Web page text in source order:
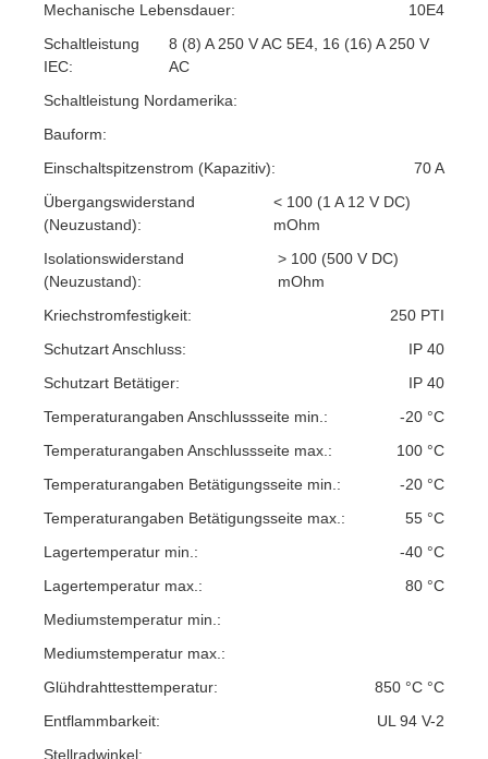
Mechanische Lebensdauer:
10E4
Schaltleistung
IEC:
8 (8) A 250 V AC 5E4, 16 (16) A 250 V
AC
Schaltleistung Nordamerika:
Bauform:
Einschaltspitzenstrom (Kapazitiv):
70 A
Übergangswiderstand
(Neuzustand):
< 100 (1 A 12 V DC)
mOhm
Isolationswiderstand
(Neuzustand):
> 100 (500 V DC)
mOhm
Kriechstromfestigkeit:
250 PTI
Schutzart Anschluss:
IP 40
Schutzart Betätiger:
IP 40
Temperaturangaben Anschlussseite min.:
-20 °C
Temperaturangaben Anschlussseite max.:
100 °C
Temperaturangaben Betätigungsseite min.:
-20 °C
Temperaturangaben Betätigungsseite max.:
55 °C
Lagertemperatur min.:
-40 °C
Lagertemperatur max.:
80 °C
Mediumstemperatur min.:
Mediumstemperatur max.:
Glühdrahttesttemperatur:
850 °C °C
Entflammbarkeit:
UL 94 V-2
Stellradwinkel: